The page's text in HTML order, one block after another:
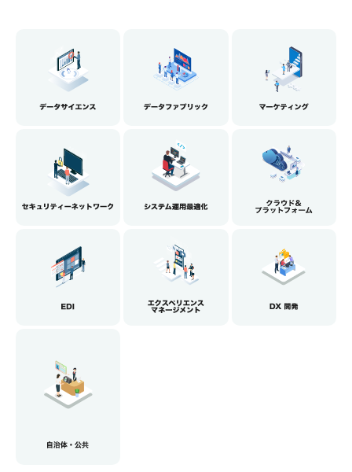
セキュリティを強化して安心感を持ちたい
通信ネットワークを安心して利用したい
業界別導入事例を見る
ヘルスケア・医療 自治体・公共・公益・教育
流通業・小売り サービス業